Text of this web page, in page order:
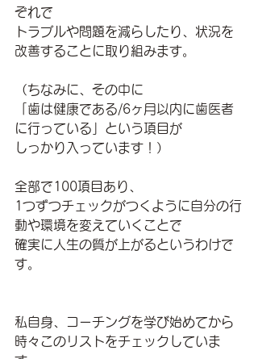
ぞれで
トラブルや問題を減らしたり、状況を
改善することに取り組みます。
（ちなみに、その中に
「歯は健康である/6ヶ月以内に歯医者
に行っている」という項目が
しっかり入っています！）
全部で100項目あり、
1つずつチェックがつくように自分の行
動や環境を変えていくことで
確実に人生の質が上がるというわけで
す。
私自身、コーチングを学び始めてから
時々このリストをチェックしていま